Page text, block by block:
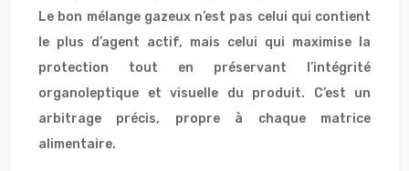
Le bon mélange gazeux n’est pas celui qui contient
le plus d’agent actif, mais celui qui maximise la
protection tout en préservant l’intégrité
organoleptique et visuelle du produit. C’est un
arbitrage précis, propre à chaque matrice
alimentaire.